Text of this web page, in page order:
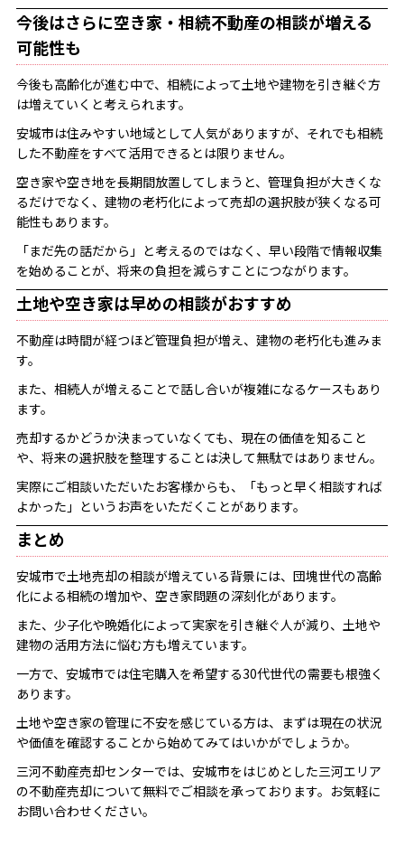
今後はさらに空き家・相続不動産の相談が増える
可能性も
今後も高齢化が進む中で、相続によって土地や建物を引き継ぐ方
は増えていくと考えられます。
安城市は住みやすい地域として人気がありますが、それでも相続
した不動産をすべて活用できるとは限りません。
空き家や空き地を長期間放置してしまうと、管理負担が大きくな
るだけでなく、建物の老朽化によって売却の選択肢が狭くなる可
能性もあります。
「まだ先の話だから」と考えるのではなく、早い段階で情報収集
を始めることが、将来の負担を減らすことにつながります。
土地や空き家は早めの相談がおすすめ
不動産は時間が経つほど管理負担が増え、建物の老朽化も進みま
す。
また、相続人が増えることで話し合いが複雑になるケースもあり
ます。
売却するかどうか決まっていなくても、現在の価値を知ること
や、将来の選択肢を整理することは決して無駄ではありません。
実際にご相談いただいたお客様からも、「もっと早く相談すれば
よかった」というお声をいただくことがあります。
まとめ
安城市で土地売却の相談が増えている背景には、団塊世代の高齢
化による相続の増加や、空き家問題の深刻化があります。
また、少子化や晩婚化によって実家を引き継ぐ人が減り、土地や
建物の活用方法に悩む方も増えています。
一方で、安城市では住宅購入を希望する30代世代の需要も根強く
あります。
土地や空き家の管理に不安を感じている方は、まずは現在の状況
や価値を確認することから始めてみてはいかがでしょうか。
三河不動産売却センターでは、安城市をはじめとした三河エリア
の不動産売却について無料でご相談を承っております。お気軽に
お問い合わせください。